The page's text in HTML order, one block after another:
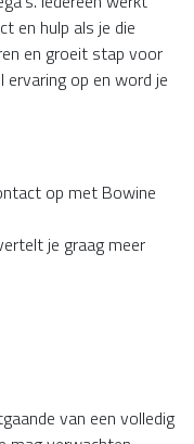
en hulp als je die
en groeit stap voor
op en word je
op met Bowine
je graag meer
van een volledig